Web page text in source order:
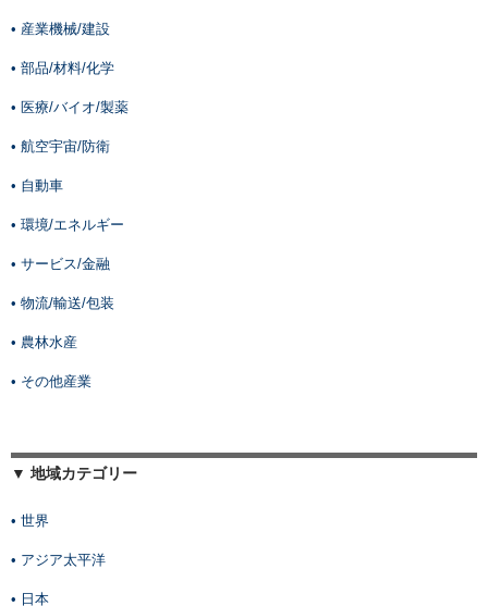
• 産業機械/建設
• 部品/材料/化学
• 医療/バイオ/製薬
• 航空宇宙/防衛
• 自動車
• 環境/エネルギー
• サービス/金融
• 物流/輸送/包装
• 農林水産
• その他産業
▼ 地域カテゴリー
• 世界
• アジア太平洋
• 日本